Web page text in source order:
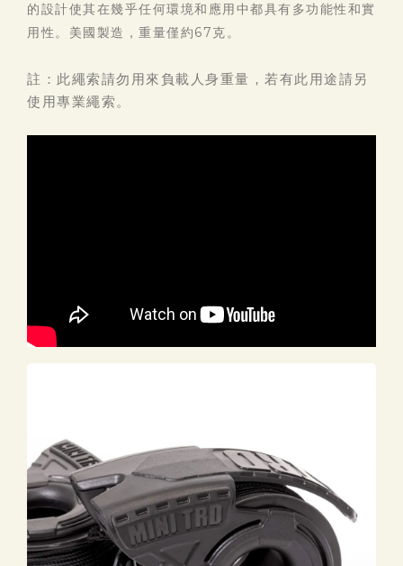
的設計使其在幾乎任何環境和應用中都具有多功能性和實
用性。美國製造，重量僅約67克。
註：此繩索請勿用來負載人身重量，若有此用途請另
使用專業繩索。